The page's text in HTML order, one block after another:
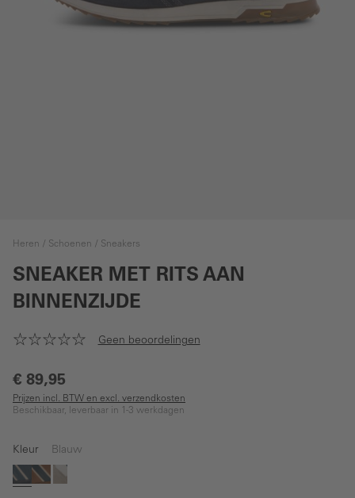
Heren Schoenen Sneakers
SNEAKER MET RITS AAN
BINNENZIJDE
Geen beoordelingen
€ 89,95
Prijzen incl. BTW en excl. verzendkosten
Beschikbaar, leverbaar in 1-3 werkdagen
Kleur Blauw
Blauw
BruinBeige